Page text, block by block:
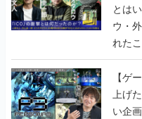
とは
ウ・
れた
画書】
【ゲ
上げ
い企